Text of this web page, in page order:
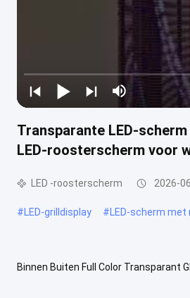
Transparante LED-
LED-roosterscherm voor
LED -roosterscherm 2026-
#LED-grilldisplay #LED-scherm met
Binnen Buiten Full Color Transparant